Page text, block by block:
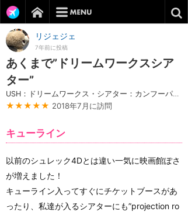
リジェジェ
7年前に投稿
あくまで”ドリームワークスシア
ター”
USH：ドリームワークス・シアター：カンフーパンダ
★★★★★ 2018年7月に訪問
キューライン
以前のシュレック4Dとは違い一気に映画館ぽさ
が増えました！
キューライン入ってすぐにチケットブースがあ
ったり、私達が入るシアターにも”projection ro